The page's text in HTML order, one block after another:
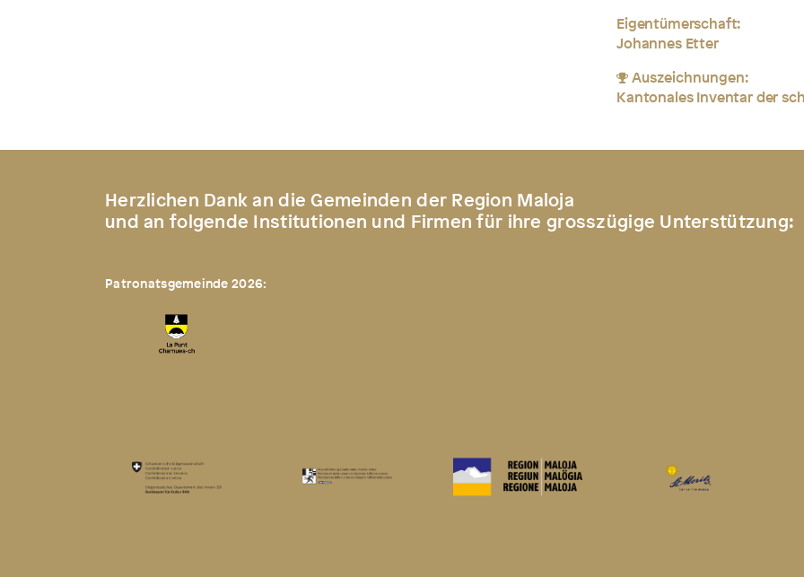
Eigentümerschaft:
Johannes Etter
Auszeichnungen:
Kantonales Inventar der
Herzlichen Dank an die Gemeinden der Region Maloja
und an folgende Institutionen und Firmen für ihre grosszügige Unterstützung:
Patronatsgemeinde 2026: